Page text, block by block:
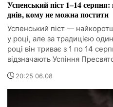
Успенський піст 1–14
днів, кому не можна постити
Успенський піст —
у році, але за традицією
році він триває з 1 по 14
відзначають Успіння
20:25 06.08